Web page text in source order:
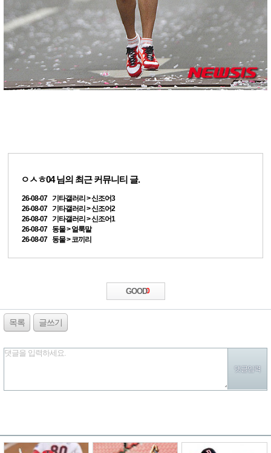
ㅇㅅㅎ04님의 최근 커뮤니티 글.
26-08-07 기타갤러리 > 신조어3
26-08-07 기타갤러리 > 신조어2
26-08-07 기타갤러리 > 신조어1
26-08-07 동물 > 얼룩말
26-08-07 동물 > 코끼리
GOOD0
목록 글쓰기
댓글을 입력하세요.